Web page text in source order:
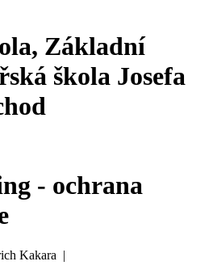
Základní
škola Josefa
- ochrana
Kakara |